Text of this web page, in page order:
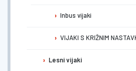
Inbus vijaki
VIJAKI S KRIŽNIM
Lesni vijaki